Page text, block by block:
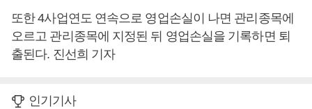
또한 4사업연도 연속으로 영업손실이 나면 관리종목에
오르고 관리종목에 지정된 뒤 영업손실을 기록하면 퇴
출된다. 진선희 기자
인기기사